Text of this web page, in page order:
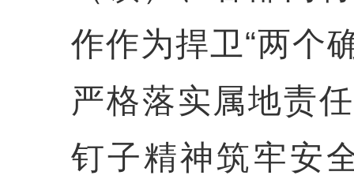
作作为捍卫“两个
严格落实属地责
钉子精神筑牢安